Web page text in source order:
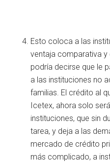
Esto coloca a las
ventaja comparativa y
podría decirse que le
a las instituciones no
familias. El crédito al
Icetex, ahora solo
instituciones, que sin
tarea, y deja a las
mercado de crédito
más complicado, a